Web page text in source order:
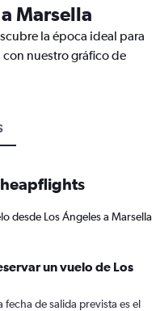
Marsella
la época ideal para
con nuestro gráfico de
desde Los Ángeles a Marsella
un vuelo de Los
de salida prevista es el